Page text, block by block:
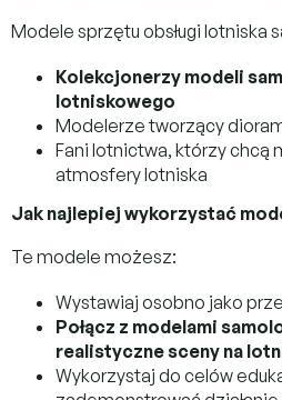
Modele sprzętu obsługi lotniska
Kolekcjonerzy modeli
lotniskowego
Modelerze tworzący
Fani lotnictwa, którzy chcą
atmosfery lotniska
Jak najlepiej wykorzystać
Te modele możesz:
Wystawiaj osobno jako
Połącz z modelami
realistyczne sceny na
Wykorzystaj do celów